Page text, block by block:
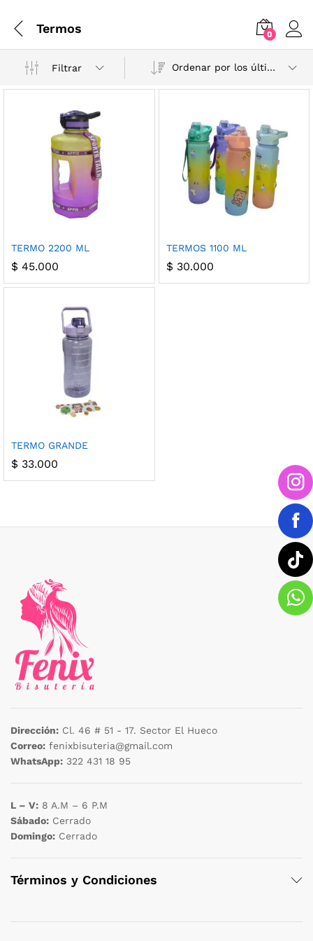
Termos 0
Filtrar Ordenar por los últimos
TERMO 2200 ML
$ 45.000
TERMOS 1100 ML
$ 30.000
TERMO GRANDE
$ 33.000
Dirección: Cl. 46 # 51 - 17. Sector El Hueco
Correo: fenixbisuteria@gmail.com
WhatsApp: 322 431 18 95
L – V: 8 A.M – 6 P.M
Sábado: Cerrado
Domingo: Cerrado
Términos y Condiciones